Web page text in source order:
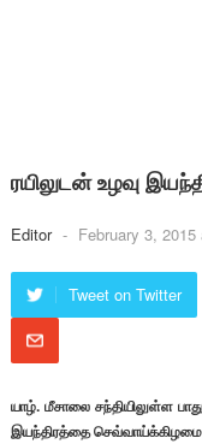
ரயிலுடன் உழவு
Editor - February 3, 2015
Tweet on Twitter
யாழ். மீசாலை சந்தியிலுள்ள
இயந்திரத்தை செவ்வாய்க்கிழமை